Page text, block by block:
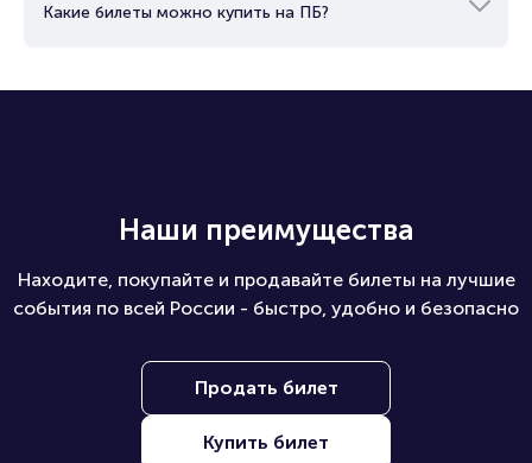
Какие билеты можно купить на ПБ?
Наши преимущества
Находите, покупайте и продавайте билеты на лучшие
события по всей России - быстро, удобно и безопасно
Продать билет
Купить билет